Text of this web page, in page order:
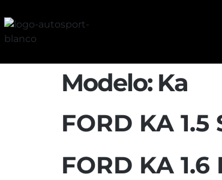
Modelo: Ka
FORD KA 1.5
FORD KA 1.6